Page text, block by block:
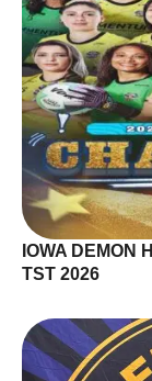
IOWA DEMON
TST 2026